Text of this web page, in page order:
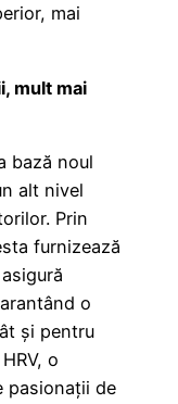
mai
mult mai
bază noul
alt nivel
Prin
furnizează
o
și pentru
o
pasionații de